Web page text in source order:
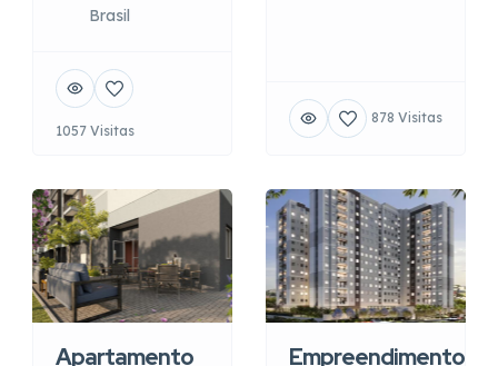
Brasil
1057 Visitas
878 Visitas
Apartamento Empreendimento